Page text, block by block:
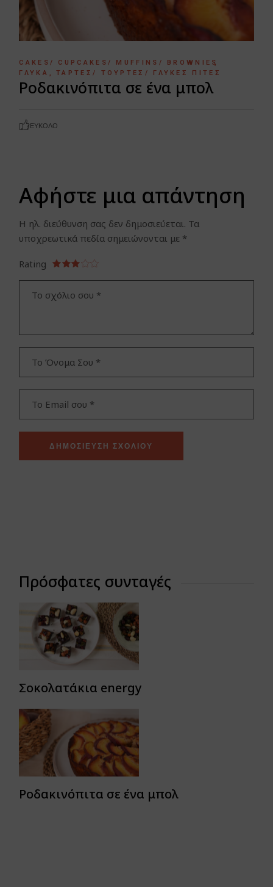
CAKES/ CUPCAKES/ MUFFINS/ BROWNIES
ΓΛΥΚΆ
ΤΆΡΤΕΣ/ ΤΟΎΡΤΕΣ/ ΓΛΥΚΈΣ ΠΊΤΕΣ
Ροδακινόπιτα σε ένα μπολ
ΕΎΚΟΛΟ
Αφήστε μια απάντηση
Η ηλ. διεύθυνση σας δεν δημοσιεύεται. Τα
υποχρεωτικά πεδία σημειώνονται με *
Rating
ΔΗΜΟΣΊΕΥΣΗ ΣΧΟΛΊΟΥ
Πρόσφατες συνταγές
Σοκολατάκια energy
Ροδακινόπιτα σε ένα μπολ